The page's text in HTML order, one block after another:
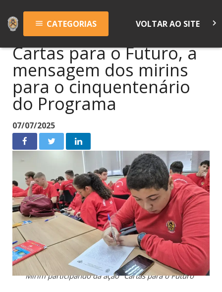
menu CATEGORIAS VOLTAR AO SITE keyboard_arrow_right
Cartas para o Futuro, a
mensagem dos mirins
para o cinquentenário
do Programa
07/07/2025
Mirim participando da ação "Cartas para o Futuro"